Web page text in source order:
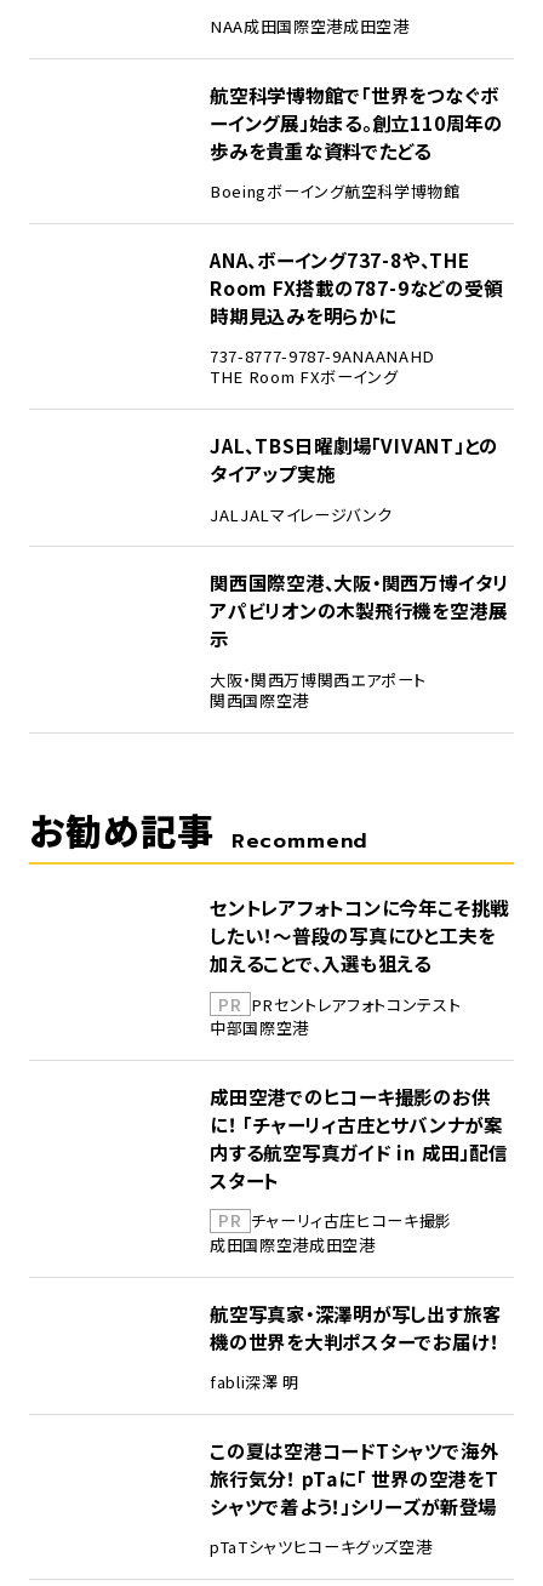
NAA成田国際空港成田空港
航空科学博物館で「世界をつなぐボ
ーイング展」始まる。創立110周年の
歩みを貴重な資料でたどる
Boeingボーイング航空科学博物館
ANA、ボーイング737-8や、THE
Room FX搭載の787-9などの受領
時期見込みを明らかに
737-8777-9787-9ANAANAHD
THE Room FXボーイング
JAL、TBS日曜劇場「VIVANT」との
タイアップ実施
JAL JALマイレージバンク
関西国際空港、大阪・関西万博イタリ
アパビリオンの木製飛行機を空港展
示
大阪・関西万博関西エアポート
関西国際空港
お勧め記事 Recommend
セントレアフォトコンに今年こそ挑戦
したい！～普段の写真にひと工夫を
加えることで、入選も狙える
PR PRセントレアフォトコンテスト
中部国際空港
成田空港でのヒコーキ撮影のお供
に！ 「チャーリィ古庄とサバンナが案
内する航空写真ガイド in 成田」配信
スタート
PR チャーリィ古庄ヒコーキ撮影
成田国際空港成田空港
航空写真家・深澤明が写し出す旅客
機の世界を大判ポスターでお届け！
fabli深澤 明
この夏は空港コードTシャツで海外
旅行気分！ pTaに「 世界の空港をT
シャツで着よう！」シリーズが新登場
pTaTシャツヒコーキグッズ空港